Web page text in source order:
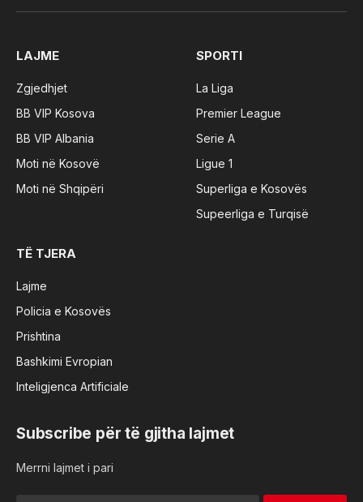
(Twitter)
LAJME
Zgjedhjet
BB VIP Kosova
BB VIP Albania
Moti në Kosovë
Moti në Shqipëri
SPORTI
La Liga
Premier League
Serie A
Ligue 1
Superliga e Kosovës
Supeerliga e Turqisë
TË TJERA
Lajme
Policia e Kosovës
Prishtina
Bashkimi Evropian
Inteligjenca Artificiale
Subscribe për të gjitha lajmet
Merrni lajmet i pari